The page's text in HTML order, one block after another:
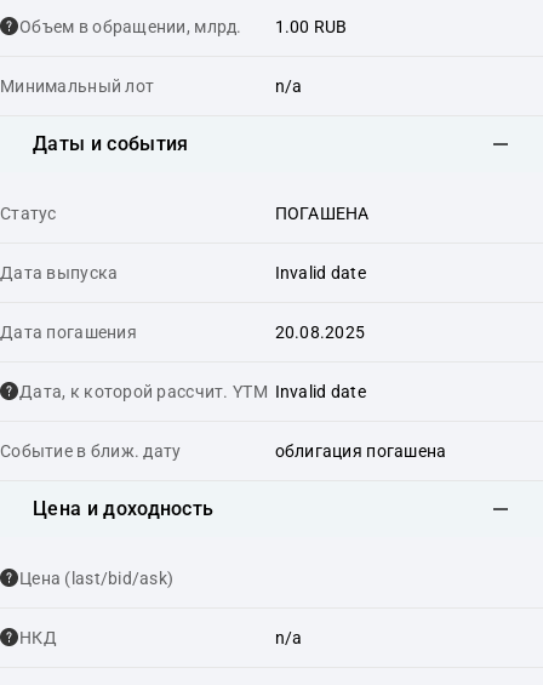
Объем в обращении, млрд. 1.00 RUB
Минимальный лот n/a
Даты и события
Статус ПОГАШЕНА
Дата выпуска Invalid date
Дата погашения 20.08.2025
Дата, к которой рассчит. YTM Invalid date
Событие в ближ. дату облигация погашена
Цена и доходность
Цена (last/bid/ask)
НКД n/a